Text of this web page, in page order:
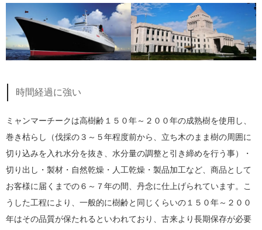
時間経過に強い
ミャンマーチークは高樹齢１５０年～２００年の成熟樹を使用し、
巻き枯らし（伐採の３～５年程度前から、立ち木のまま樹の周囲に
切り込みを入れ水分を抜き、水分量の調整と引き締めを行う事）・
切り出し・製材・自然乾燥・人工乾燥・製品加工など、商品として
お客様に届くまでの６～７年の間、丹念に仕上げられています。こ
うした工程により、一般的に樹齢と同じくらいの１５０年～２００
年はその品質が保たれるといわれており、古来より長期保存が必要